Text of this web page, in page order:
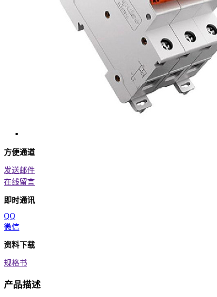
方便通道
发送邮件
在线留言
即时通讯
QQ
微信
资料下载
规格书
产品描述